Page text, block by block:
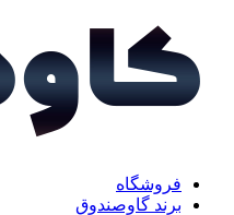
فروشگاه
برند گاوصندوق